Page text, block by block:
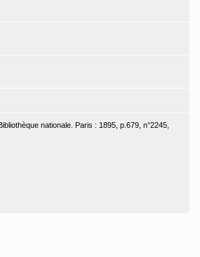
nationale. Paris : 1895, p.679, n°2245,